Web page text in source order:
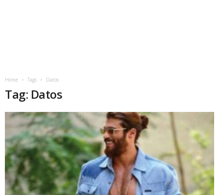
Home Tags Datos
Tag: Datos